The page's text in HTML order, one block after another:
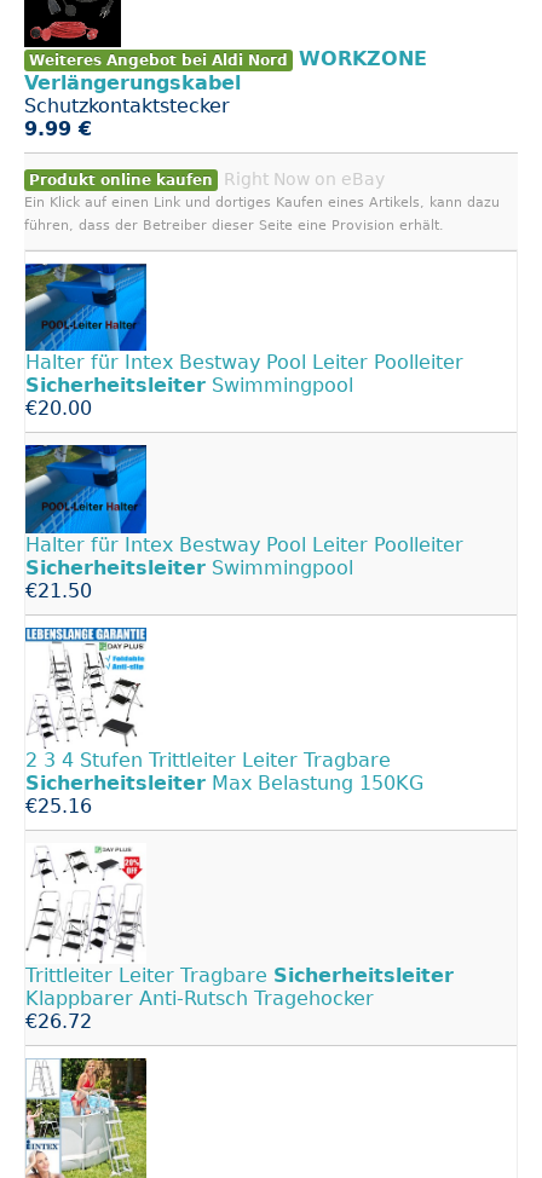
Weiteres Angebot bei Aldi Nord
WORKZONE
Verlängerungskabel
Schutzkontaktstecker
9.99 €
Produkt online kaufen Right Now on eBay
Ein Klick auf einen Link und dortiges Kaufen eines Artikels, kann dazu
führen, dass der Betreiber dieser Seite eine Provision erhält.
Halter für Intex Bestway Pool Leiter Poolleiter
Sicherheitsleiter Swimmingpool
€20.00
Halter für Intex Bestway Pool Leiter Poolleiter
Sicherheitsleiter Swimmingpool
€21.50
2 3 4 Stufen Trittleiter Leiter Tragbare
Sicherheitsleiter Max Belastung 150KG
€25.16
Trittleiter Leiter Tragbare Sicherheitsleiter
Klappbarer Anti-Rutsch Tragehocker
€26.72